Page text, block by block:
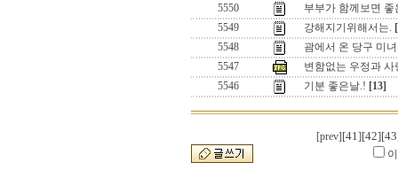
5550
부부가 함께보면 좋
5549
강해지기위해서는.
5548
괌에서 온 당구 미
5547
변함없는 우정과
5546
기분 좋은날.! [13]
[prev] [41][42]